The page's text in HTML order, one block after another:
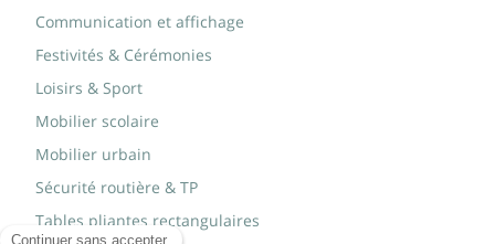
Communication et affichage
Festivités & Cérémonies
Loisirs & Sport
Mobilier scolaire
Mobilier urbain
Sécurité routière & TP
Tables pliantes rectangulaires